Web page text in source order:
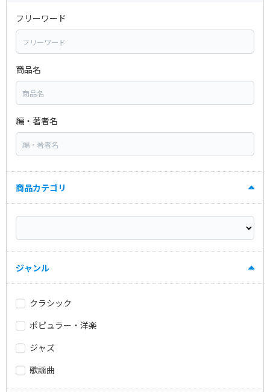
フリーワード
商品名
編・著者名
商品カテゴリ
ジャンル
クラシック
ポピュラー・洋楽
ジャズ
歌謡曲